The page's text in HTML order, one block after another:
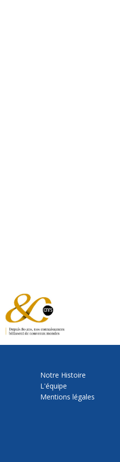
Notre Histoire
L'équipe
Mentions légales